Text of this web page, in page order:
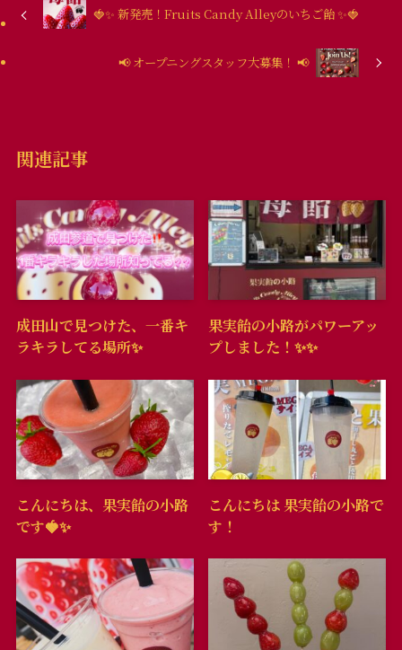
🍓✨ 新発売！Fruits Candy Alleyのいちご飴 ✨🍓
📢 オープニングスタッフ大募集！ 📢
関連記事
成田山で見つけた、一番キ
ラキラしてる場所✨️
果実飴の小路がパワーアッ
プしました！✨️✨️
こんにちは、果実飴の小路
です🍓✨️
こんにちは 果実飴の小路で
す！